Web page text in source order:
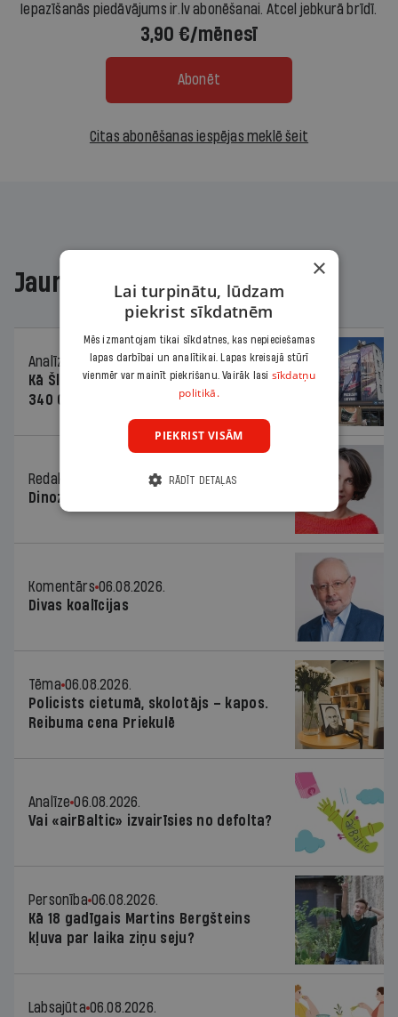
Iepazīšanās piedāvājums ir.lv abonēšanai. Atcel jebkurā brīdī.
3,90 €/mēnesī
Abonēt
Citas abonēšanas iespējas meklē šeit
Jaunākajā žurnālā
Analīze
06.08.2026.
Kā Šlesera partija palika nesodīta par
340 000 vērtu reklāmas kampaņu
Redaktores sleja
06.08.2026.
Dinozaura triks
Komentārs 06.08.2026.
Divas koalīcijas
Tēma 06.08.2026.
Policists cietumā, skolotājs – kapos.
Reibuma cena Priekulē
Analīze 06.08.2026.
Vai «airBaltic» izvairīsies no defolta?
Personība 06.08.2026.
Kā 18 gadīgais Martins Bergšteins
kļuva par laika ziņu seju?
Labsajūta 06.08.2026.
×
Lai turpinātu, lūdzam
piekrist sīkdatnēm
Mēs izmantojam tikai sīkdatnes, kas nepieciešamas
lapas darbībai un analītikai. Lapas kreisajā stūrī
vienmēr var mainīt piekrišanu. Vairāk lasi sīkdatņu
politikā.
PIEKRIST VISĀM
RĀDĪT DETAĻAS